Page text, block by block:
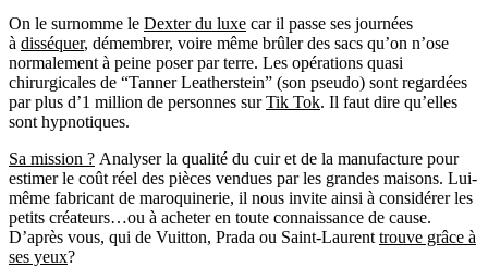
On le surnomme le Dexter du luxe car il passe ses journées
à disséquer, démembrer, voire même brûler des sacs qu’on n’ose
normalement à peine poser par terre. Les opérations quasi
chirurgicales de “Tanner Leatherstein” (son pseudo) sont regardées
par plus d’1 million de personnes surTik Tok. Il faut dire qu’elles
sont hypnotiques.
Sa mission ? Analyser la qualité du cuir et de la manufacture pour
estimer le coût réel des pièces vendues par les grandes maisons. Lui-
même fabricant de maroquinerie, il nous invite ainsi à considérer les
petits créateurs…ou à acheter en toute connaissance de cause.
D’après vous, qui de Vuitton, Prada ou Saint-Laurent trouve grâce à
ses yeux?